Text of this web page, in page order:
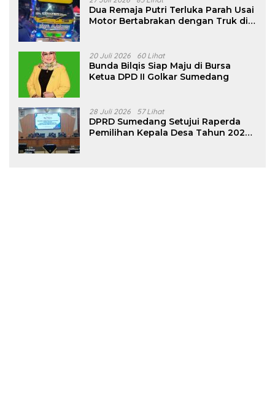
Dua Remaja Putri Terluka Parah Usai
Motor Bertabrakan dengan Truk di
20 Juli 2026 60 Lihat
Bunda Bilqis Siap Maju di Bursa
Ketua DPD II Golkar Sumedang
28 Juli 2026 57 Lihat
DPRD Sumedang Setujui Raperda
Pemilihan Kepala Desa Tahun 2026